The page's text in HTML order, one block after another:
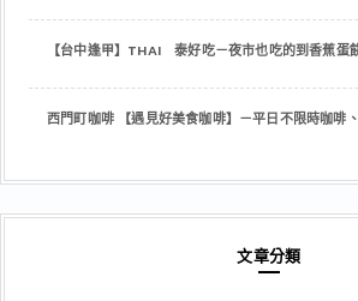
【台中逢甲】THAI 泰好吃－夜市也吃的到香蕉蛋
西門町咖啡 【遇見好美食咖啡】－平日不限時咖啡
文章分類